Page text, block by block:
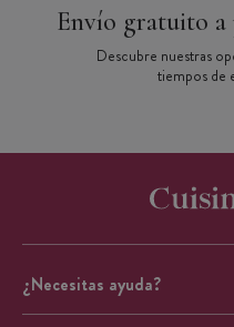
Envío gratuito
Descubre nuestras
tiempos de
¿Necesitas ayuda?